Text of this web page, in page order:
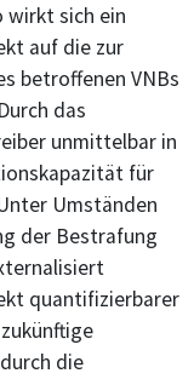
wirkt sich ein
auf die zur
betroffenen VNBs
das
unmittelbar in
für
Umständen
der Bestrafung
quantifizierbarer
die